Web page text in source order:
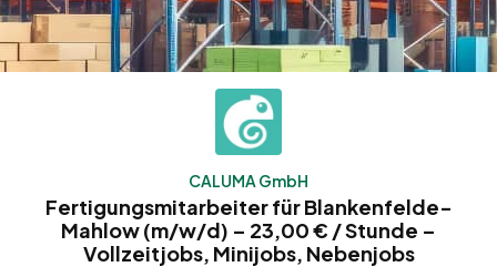
CALUMA GmbH
Fertigungsmitarbeiter für Blankenfelde-
Mahlow (m/w/d) – 23,00 € / Stunde –
Vollzeitjobs, Minijobs, Nebenjobs